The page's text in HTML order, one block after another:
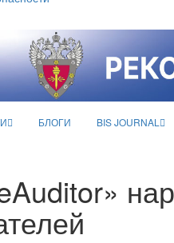
БЛОГИ BIS JOURNAL